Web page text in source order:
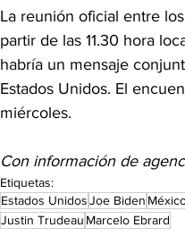
La reunión oficial entre
partir de las 11.30 hora
habría un mensaje
Estados Unidos. El
miércoles.
Con información de
Etiquetas:
Estados UnidosJoe Biden
Justin Trudeau Marcelo Ebrard